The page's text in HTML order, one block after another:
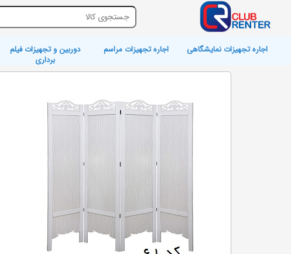
اجاره تجهیزات نمایشگاهی اجاره تجهیزات مراسم
دوربین و تجهیزات فیلم
برداری